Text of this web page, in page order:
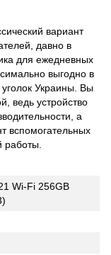
вариант
давно в
для ежедневных
выгодно в
Украины. Вы
ведь устройство
а
вспомогательных
Wi-Fi 256GB